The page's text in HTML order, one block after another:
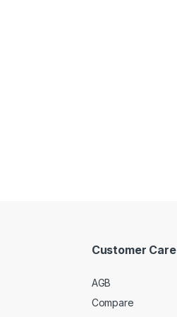
Customer Care
AGB
Compare